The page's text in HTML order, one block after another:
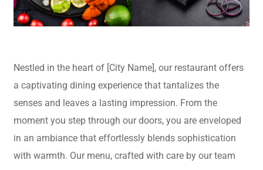
Nestled in the heart of [City Name], our restaurant offers
a captivating dining experience that tantalizes the
senses and leaves a lasting impression. From the
moment you step through our doors, you are enveloped
in an ambiance that effortlessly blends sophistication
with warmth. Our menu, crafted with care by our team